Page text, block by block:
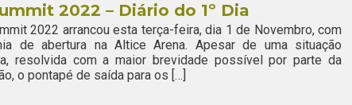
2022 – Diário do 1º Dia
2022 arrancou esta terça-feira, dia 1 de Novembro, com
de abertura na Altice Arena. Apesar de uma situação
resolvida com a maior brevidade possível por parte da
o pontapé de saída para os […]